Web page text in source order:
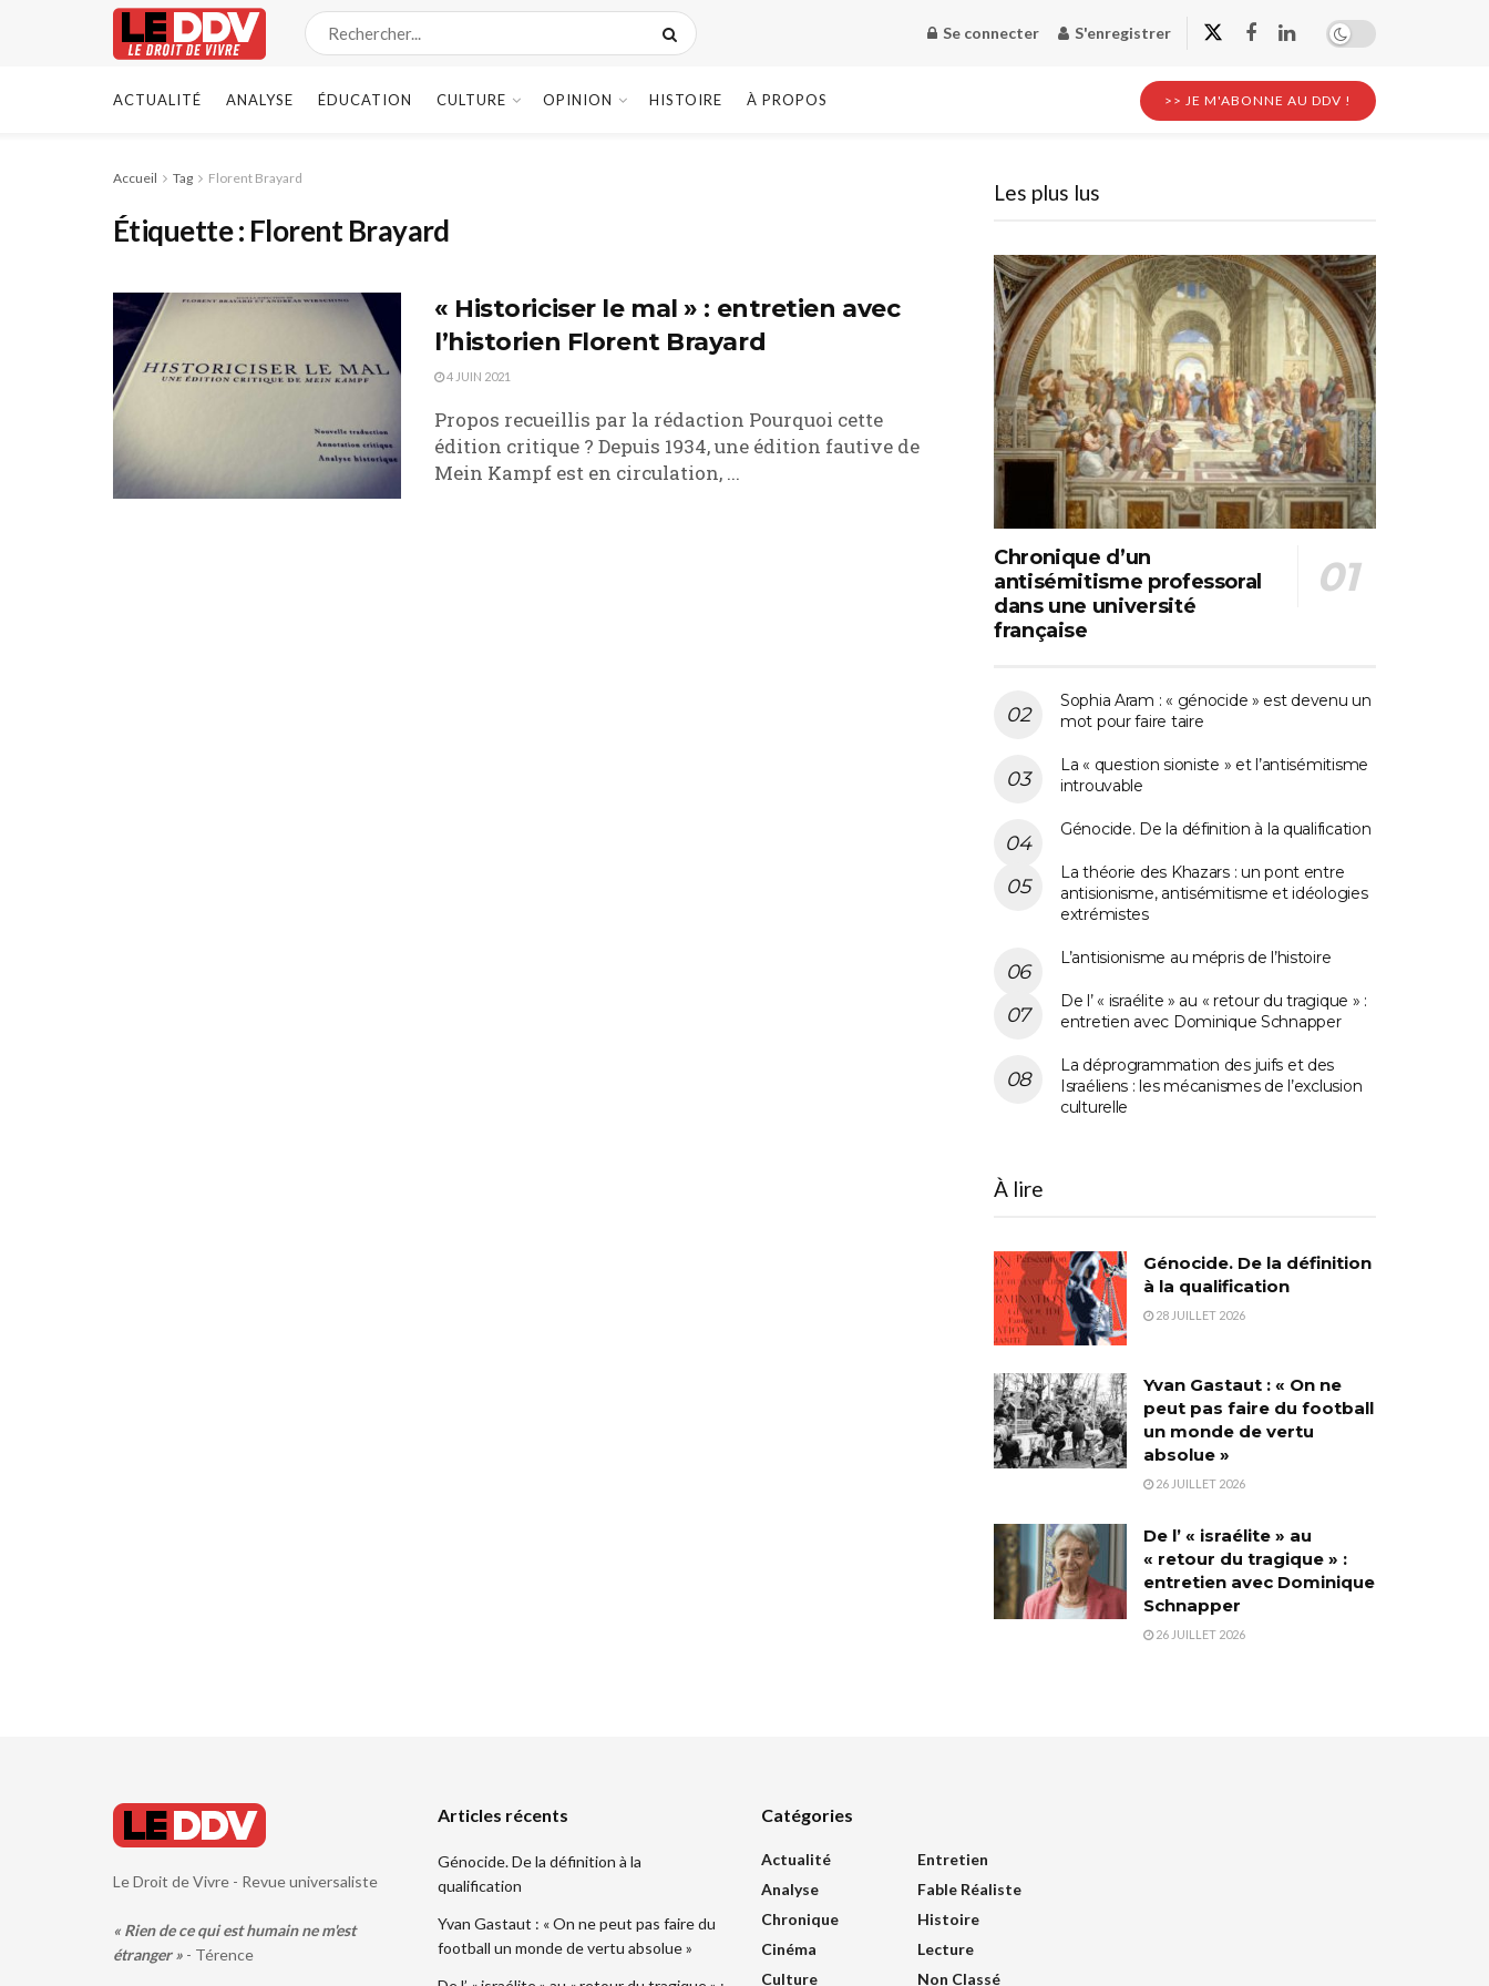
Se connecter S'enregistrer
ACTUALITÉ ANALYSE ÉDUCATION CULTURE OPINION HISTOIRE À PROPOS >> JE M'ABONNE AU DDV !
Accueil Tag Florent Brayard
Étiquette : Florent Brayard
« Historiciser le mal » : entretien avec
l’historien Florent Brayard
4 JUIN 2021
Propos recueillis par la rédaction Pourquoi cette
édition critique ? Depuis 1934, une édition fautive de
Mein Kampf est en circulation, ...
Les plus lus
Chronique d’un
antisémitisme professoral
dans une université
française
Sophia Aram : « génocide » est devenu un
mot pour faire taire
La « question sioniste » et l’antisémitisme
introuvable
Génocide. De la définition à la qualification
La théorie des Khazars : un pont entre
antisionisme, antisémitisme et idéologies
extrémistes
L’antisionisme au mépris de l’histoire
De l’ « israélite » au « retour du tragique » :
entretien avec Dominique Schnapper
La déprogrammation des juifs et des
Israéliens : les mécanismes de l’exclusion
culturelle
À lire
Génocide. De la définition
à la qualification
28 JUILLET 2026
Yvan Gastaut : « On ne
peut pas faire du football
un monde de vertu
absolue »
26 JUILLET 2026
De l’ « israélite » au
« retour du tragique » :
entretien avec Dominique
Schnapper
26 JUILLET 2026
Le Droit de Vivre - Revue universaliste
« Rien de ce qui est humain ne m'est
étranger » - Térence
Articles récents
Génocide. De la définition à la
qualification
Yvan Gastaut : « On ne peut pas faire du
football un monde de vertu absolue »
Catégories
Actualité
Analyse
Chronique
Cinéma
Culture
Entretien
Fable Réaliste
Histoire
Lecture
Non Classé